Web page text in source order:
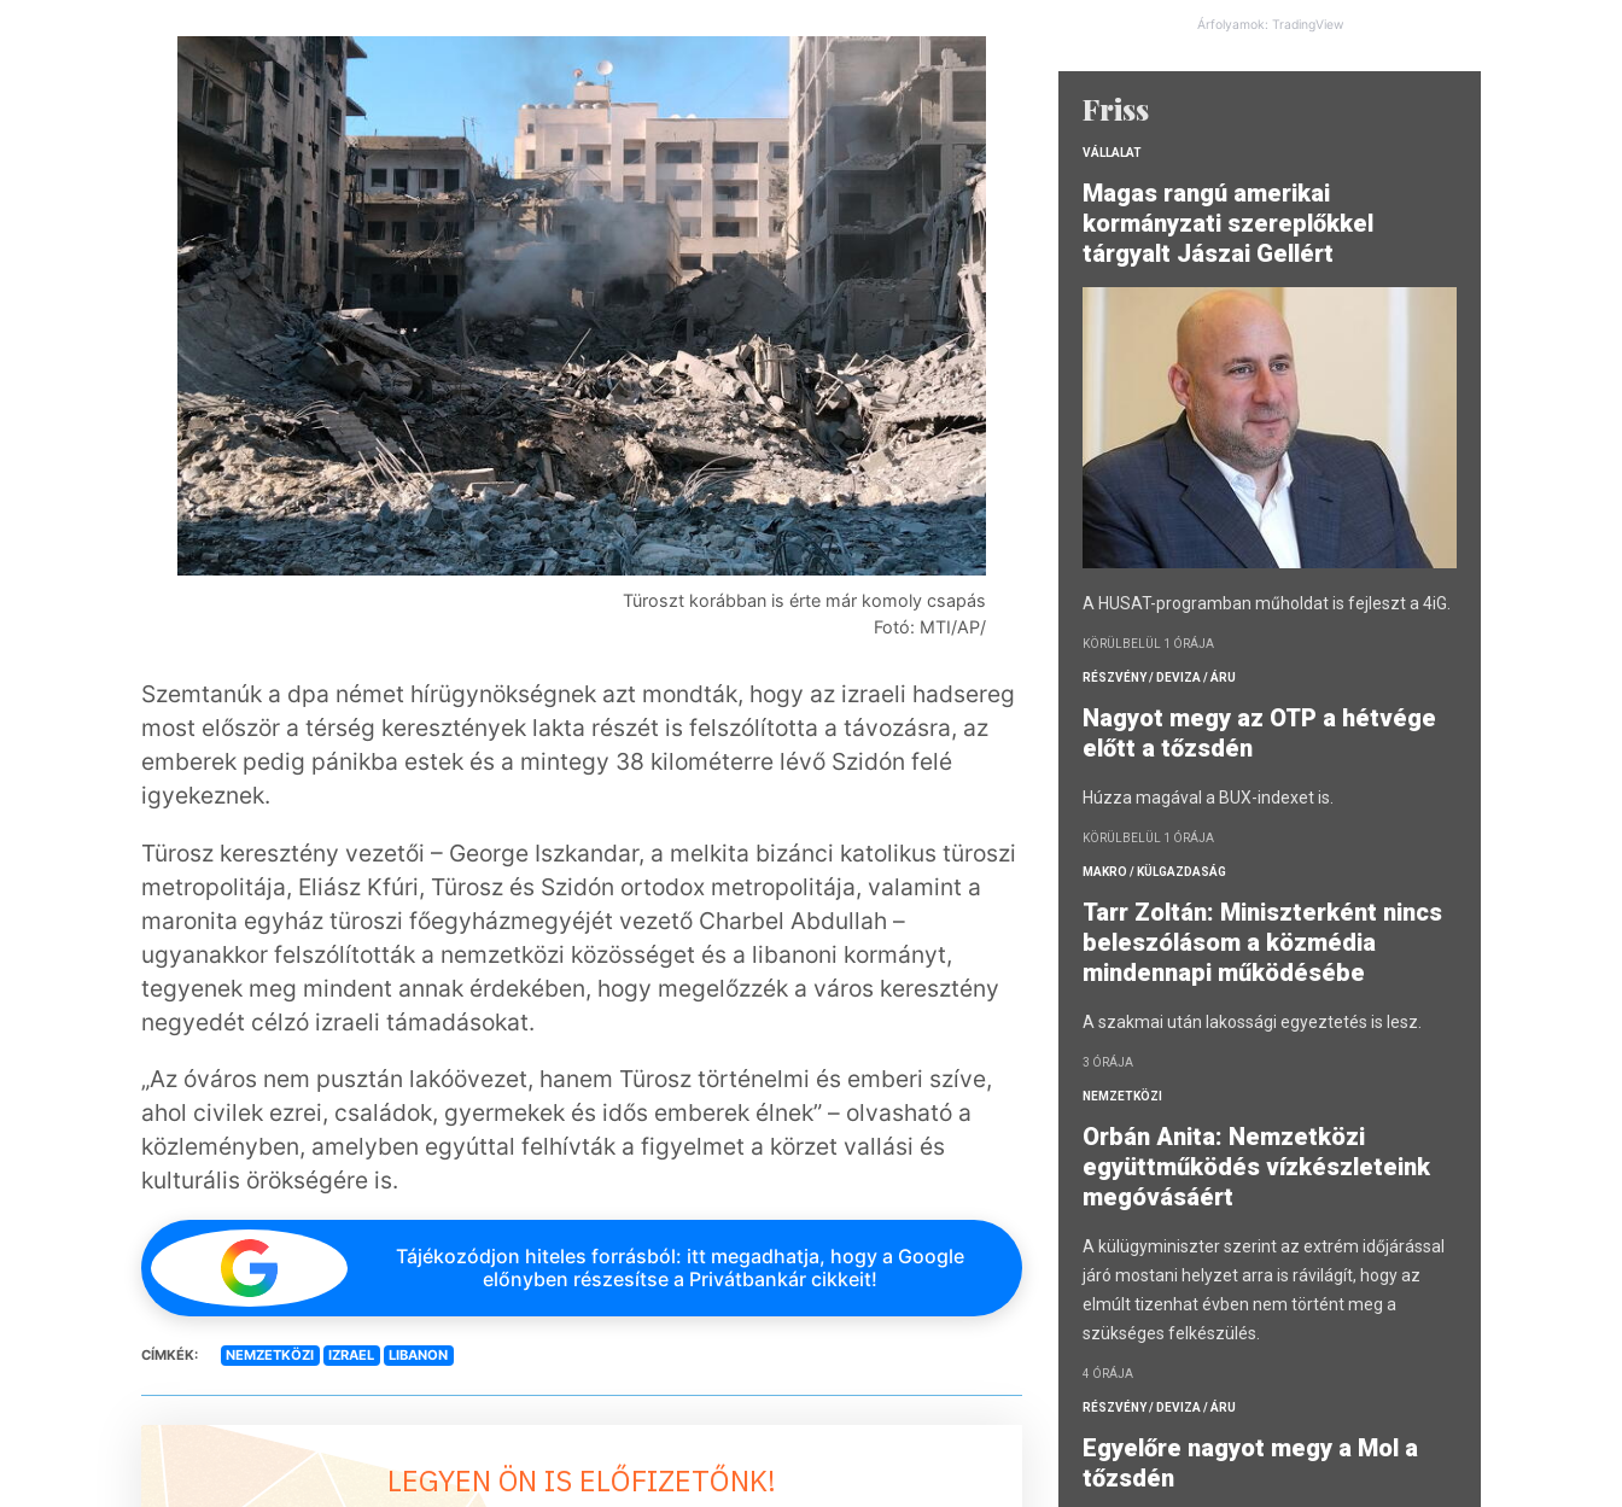
Türoszt korábban is érte már komoly csapás
Fotó: MTI/AP/
Szemtanúk a dpa német hírügynökségnek azt mondták, hogy az izraeli hadsereg
most először a térség keresztények lakta részét is felszólította a távozásra, az
emberek pedig pánikba estek és a mintegy 38 kilométerre lévő Szidón felé
igyekeznek.
Türosz keresztény vezetői – George Iszkandar, a melkita bizánci katolikus türoszi
metropolitája, Eliász Kfúri, Türosz és Szidón ortodox metropolitája, valamint a
maronita egyház türoszi főegyházmegyéjét vezető Charbel Abdullah –
ugyanakkor felszólították a nemzetközi közösséget és a libanoni kormányt,
tegyenek meg mindent annak érdekében, hogy megelőzzék a város keresztény
negyedét célzó izraeli támadásokat.
„Az óváros nem pusztán lakóövezet, hanem Türosz történelmi és emberi szíve,
ahol civilek ezrei, családok, gyermekek és idős emberek élnek” – olvasható a
közleményben, amelyben egyúttal felhívták a figyelmet a körzet vallási és
kulturális örökségére is.
Tájékozódjon hiteles forrásból: itt megadhatja, hogy a Google
előnyben részesítse a Privátbankár cikkeit!
CÍMKÉK: NEMZETKÖZI IZRAEL LIBANON
LEGYEN ÖN IS ELŐFIZETŐNK!
Árfolyamok: TradingView
Friss
VÁLLALAT
Magas rangú amerikai
kormányzati szereplőkkel
tárgyalt Jászai Gellért
A HUSAT-programban műholdat is fejleszt a 4iG.
KÖRÜLBELÜL 1 ÓRÁJA
RÉSZVÉNY / DEVIZA / ÁRU
Nagyot megy az OTP a hétvége
előtt a tőzsdén
Húzza magával a BUX-indexet is.
KÖRÜLBELÜL 1 ÓRÁJA
MAKRO / KÜLGAZDASÁG
Tarr Zoltán: Miniszterként nincs
beleszólásom a közmédia
mindennapi működésébe
A szakmai után lakossági egyeztetés is lesz.
3 ÓRÁJA
NEMZETKÖZI
Orbán Anita: Nemzetközi
együttműködés vízkészleteink
megóvásáért
A külügyminiszter szerint az extrém időjárással
járó mostani helyzet arra is rávilágít, hogy az
elmúlt tizenhat évben nem történt meg a
szükséges felkészülés.
4 ÓRÁJA
RÉSZVÉNY / DEVIZA / ÁRU
Egyelőre nagyot megy a Mol a
tőzsdén